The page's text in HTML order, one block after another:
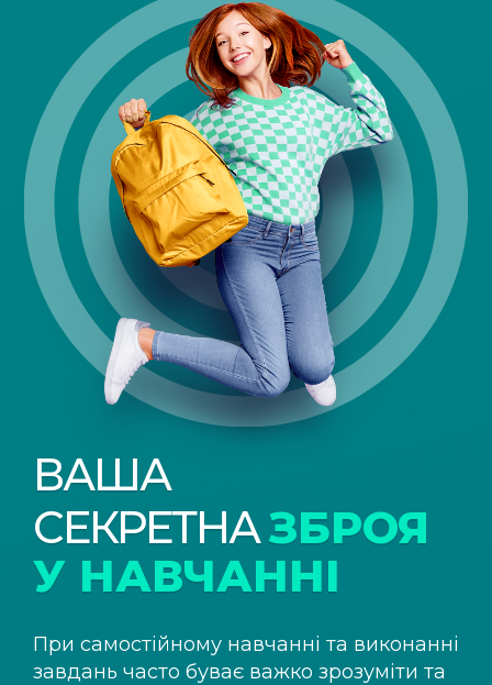
ВАША
СЕКРЕТНАЗБРОЯ
У НАВЧАННІ
При самостійному навчанні та виконанні
завдань часто буває важко зрозуміти та